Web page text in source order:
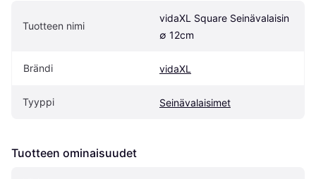
Tuotteen nimi
vidaXL Square Seinävalaisin
∅ 12cm
Brändi vidaXL
Tyyppi Seinävalaisimet
Tuotteen ominaisuudet